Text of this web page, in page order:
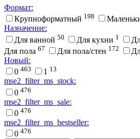
Формат:
Крупноформатный 198
Назначение:
Для ванной 50 Для кухни 1
Для пола 67 Для пола/стен 172
Новый:
0 463 1 13
mse2_filter_ms_stock:
0 476
mse2_filter_ms_sale:
0 476
mse2_filter_ms_bestseller:
0 476